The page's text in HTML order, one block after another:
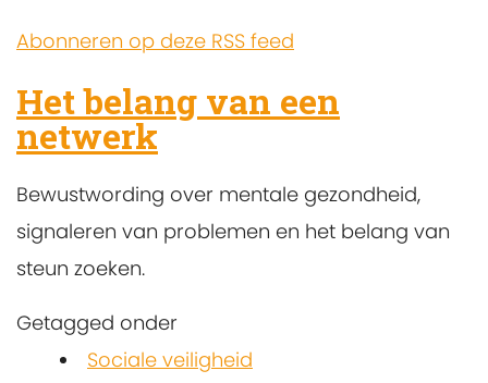
Abonneren op deze RSS feed
Het belang van een
netwerk
Bewustwording over mentale gezondheid,
signaleren van problemen en het belang van
steun zoeken.
Getagged onder
Sociale veiligheid